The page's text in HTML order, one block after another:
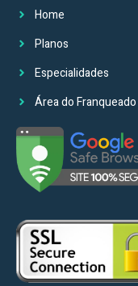
Home
Planos
Especialidades
Área do Franqueado